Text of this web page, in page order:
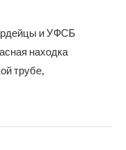
и УФСБ
находка
трубе,